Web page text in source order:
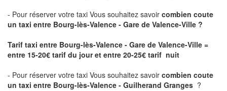
- Pour réserver votre taxi Vous souhaitez savoir combien coute
un taxi entre Bourg-lès-Valence - Gare de Valence-Ville ?
Tarif taxi entre Bourg-lès-Valence - Gare de Valence-Ville =
entre 15-20€ tarif du jour et entre 20-25€ tarif nuit
- Pour réserver votre taxi Vous souhaitez savoir combien coute
un taxi entre Bourg-lès-Valence - Guilherand Granges ?